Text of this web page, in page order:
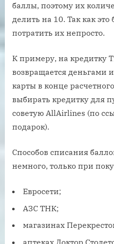
баллы, поэтому их
делить на 10. Так как
потратить их непросто.
К примеру, на кредитку
возвращается деньгами
карты в конце
выбирать кредитку для
советую AllAirlines (по
подарок).
Способов списания
немного, только при
Евросети;
АЗС ТНК;
магазинах
аптеках Доктор